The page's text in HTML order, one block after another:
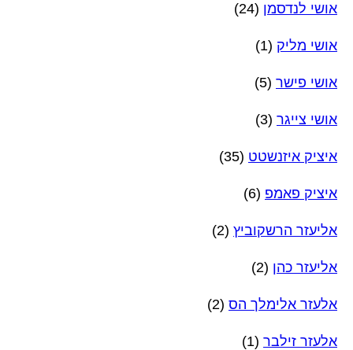
אושי לנדסמן (24)
אושי מליק (1)
אושי פישר (5)
אושי צייגר (3)
איציק איזנשטט (35)
איציק פאמפ (6)
אליעזר הרשקוביץ (2)
אליעזר כהן (2)
אלעזר אלימלך הס (2)
אלעזר זילבר (1)